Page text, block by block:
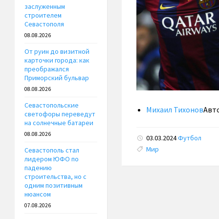
Михаил Тихонов
03.03.2024Футбол
Tags:
Мир
заслуженным
строителем
Севастополя
08.08.2026
От руин до визитной
карточки города: как
преображался
Приморский бульвар
08.08.2026
Севастопольские
светофоры переведут
на солнечные батареи
08.08.2026
Севастополь стал
лидером ЮФО по
падению
строительства, но с
одним позитивным
нюансом
07.08.2026